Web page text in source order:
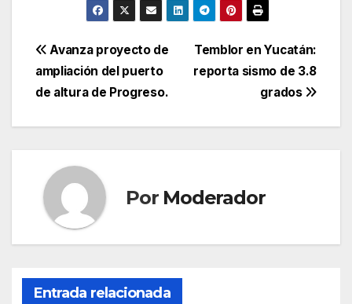
Navegación
de
entradas
Temblor en Yucatán:
reporta sismo de 3.8
grados
Avanza proyecto de
ampliación del puerto
de altura de Progreso.
Por Moderador
Entrada relacionada